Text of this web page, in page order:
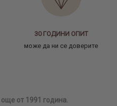
30 ГОДИНИ ОПИТ
може да ни се доверите
от 1991 година.